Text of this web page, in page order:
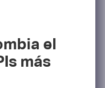
el
más